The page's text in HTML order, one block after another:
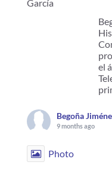
el
Begoña
9 months ago
Photo